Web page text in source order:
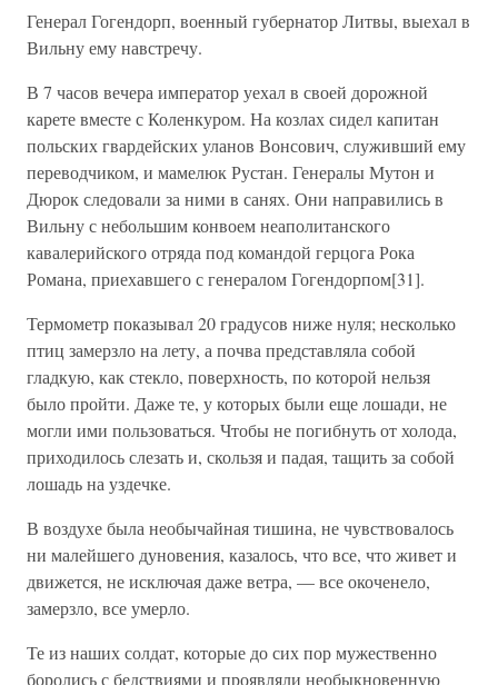
Генерал Гогендорп, военный губернатор Литвы, выехал в
Вильну ему навстречу.
В 7 часов вечера император уехал в своей дорожной
карете вместе с Коленкуром. На козлах сидел капитан
польских гвардейских уланов Вонсович, служивший ему
переводчиком, и мамелюк Рустан. Генералы Мутон и
Дюрок следовали за ними в санях. Они направились в
Вильну с небольшим конвоем неаполитанского
кавалерийского отряда под командой герцога Рока
Романа, приехавшего с генералом Гогендорпом[31].
Термометр показывал 20 градусов ниже нуля; несколько
птиц замерзло на лету, а почва представляла собой
гладкую, как стекло, поверхность, по которой нельзя
было пройти. Даже те, у которых были еще лошади, не
могли ими пользоваться. Чтобы не погибнуть от холода,
приходилось слезать и, скользя и падая, тащить за собой
лошадь на уздечке.
В воздухе была необычайная тишина, не чувствовалось
ни малейшего дуновения, казалось, что все, что живет и
движется, не исключая даже ветра, — все окоченело,
замерзло, все умерло.
Те из наших солдат, которые до сих пор мужественно
боролись с бедствиями и проявляли необыкновенную